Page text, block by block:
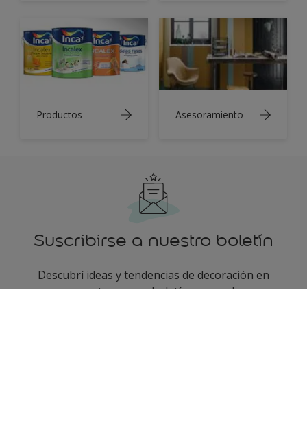
Productos Asesoramiento
Suscribirse a nuestro boletín
Descubrí ideas y tendencias de decoración en
nuestro nuevo boletín mensual